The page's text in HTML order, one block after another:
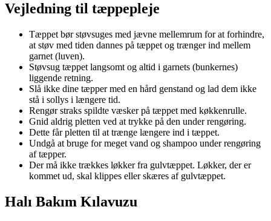
Vejledning til tæppepleje
Tæppet bør støvsuges med jævne mellemrum for at forhindre,
at støv med tiden dannes på tæppet og trænger ind mellem
garnet (luven).
Støvsug tæppet langsomt og altid i garnets (bunkernes)
liggende retning.
Slå ikke dine tæpper med en hård genstand og lad dem ikke
stå i sollys i længere tid.
Rengør straks spildte væsker på tæppet med køkkenrulle.
Gnid aldrig pletten ved at trykke på den under rengøring.
Dette får pletten til at trænge længere ind i tæppet.
Undgå at bruge for meget vand og shampoo under rengøring
af tæpper.
Der må ikke trækkes løkker fra gulvtæppet. Løkker, der er
kommet ud, skal klippes eller skæres af gulvtæppet.
Halı Bakım Kılavuzu